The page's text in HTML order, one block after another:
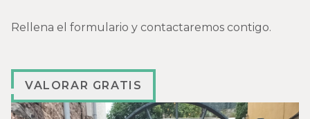
Rellena el formulario y contactaremos contigo.
VALORAR GRATIS